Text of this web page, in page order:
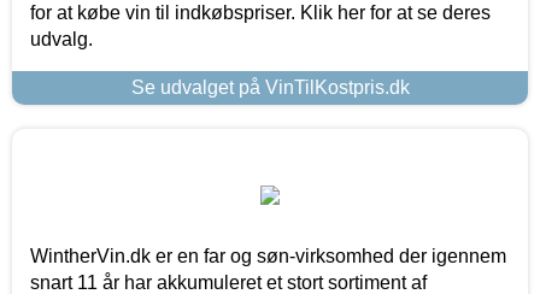
for at købe vin til indkøbspriser. Klik her for at se deres
udvalg.
Se udvalget på VinTilKostpris.dk
WintherVin.dk er en far og søn-virksomhed der igennem
snart 11 år har akkumuleret et stort sortiment af